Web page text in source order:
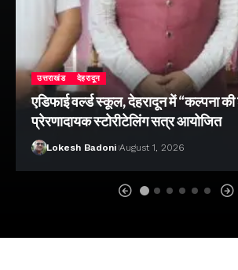
उत्तराखंड देहरादून
एडिफाई वर्ल्ड स्कूल, देहरादून में “कल्पना
प्रेरणादायक स्टोरीटेलिंग सत्र आयोजित
Lokesh Badoni August 1, 2026